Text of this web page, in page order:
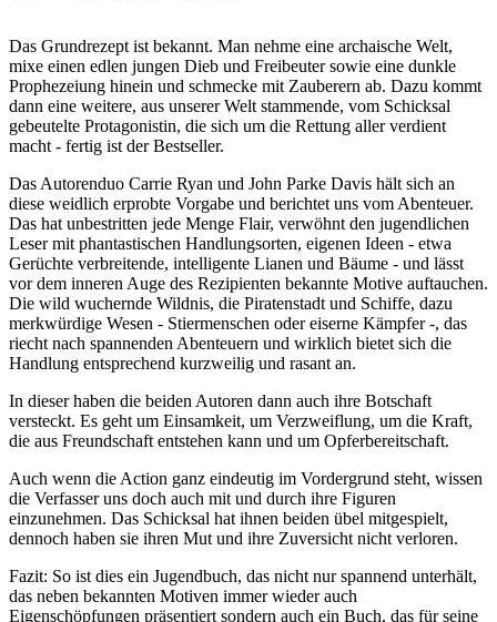
Das Grundrezept ist bekannt. Man nehme eine archaische Welt,
mixe einen edlen jungen Dieb und Freibeuter sowie eine dunkle
Prophezeiung hinein und schmecke mit Zauberern ab. Dazu kommt
dann eine weitere, aus unserer Welt stammende, vom Schicksal
gebeutelte Protagonistin, die sich um die Rettung aller verdient
macht - fertig ist der Bestseller.
Das Autorenduo Carrie Ryan und John Parke Davis hält sich an
diese weidlich erprobte Vorgabe und berichtet uns vom Abenteuer.
Das hat unbestritten jede Menge Flair, verwöhnt den jugendlichen
Leser mit phantastischen Handlungsorten, eigenen Ideen - etwa
Gerüchte verbreitende, intelligente Lianen und Bäume - und lässt
vor dem inneren Auge des Rezipienten bekannte Motive auftauchen.
Die wild wuchernde Wildnis, die Piratenstadt und Schiffe, dazu
merkwürdige Wesen - Stiermenschen oder eiserne Kämpfer -, das
riecht nach spannenden Abenteuern und wirklich bietet sich die
Handlung entsprechend kurzweilig und rasant an.
In dieser haben die beiden Autoren dann auch ihre Botschaft
versteckt. Es geht um Einsamkeit, um Verzweiflung, um die Kraft,
die aus Freundschaft entstehen kann und um Opferbereitschaft.
Auch wenn die Action ganz eindeutig im Vordergrund steht, wissen
die Verfasser uns doch auch mit und durch ihre Figuren
einzunehmen. Das Schicksal hat ihnen beiden übel mitgespielt,
dennoch haben sie ihren Mut und ihre Zuversicht nicht verloren.
Fazit: So ist dies ein Jugendbuch, das nicht nur spannend unterhält,
das neben bekannten Motiven immer wieder auch
Eigenschöpfungen präsentiert sondern auch ein Buch, das für seine